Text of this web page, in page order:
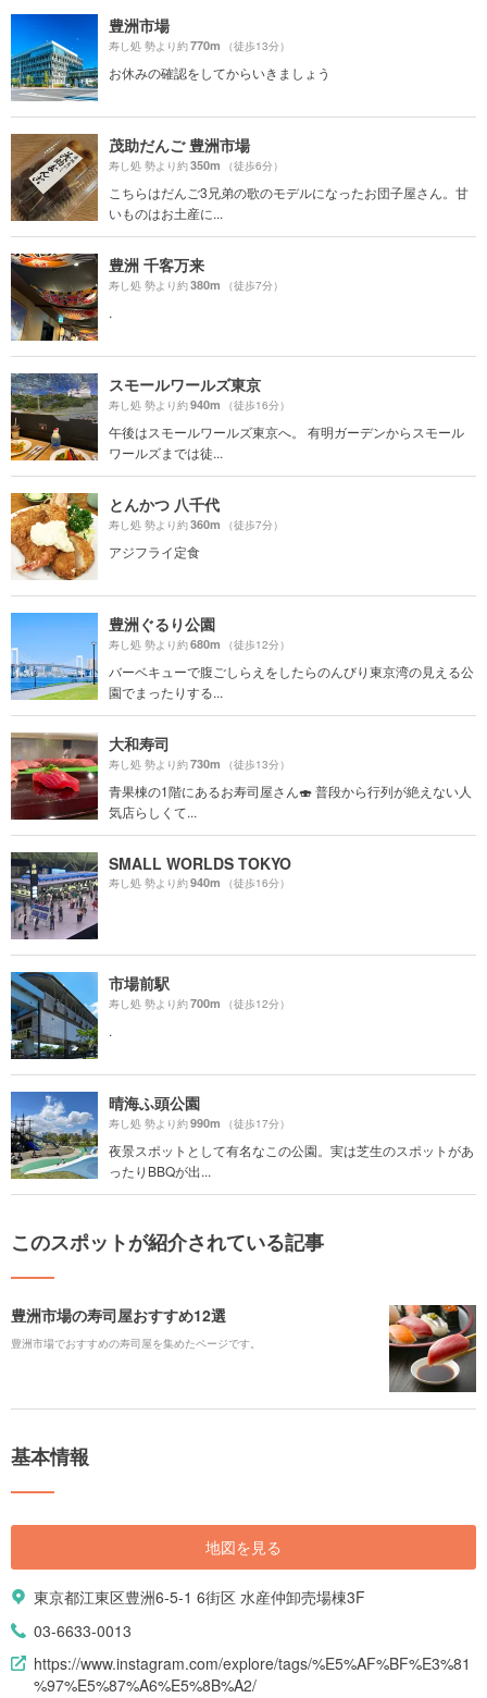
豊洲市場
寿し処 勢より約770m （徒歩13分）
お休みの確認をしてからいきましょう
茂助だんご 豊洲市場
寿し処 勢より約350m （徒歩6分）
こちらはだんご3兄弟の歌のモデルになったお団子屋さん。甘
いものはお土産に...
豊洲 千客万来
寿し処 勢より約380m （徒歩7分）
.
スモールワールズ東京
寿し処 勢より約940m （徒歩16分）
午後はスモールワールズ東京へ。 有明ガーデンからスモール
ワールズまでは徒...
とんかつ 八千代
寿し処 勢より約360m （徒歩7分）
アジフライ定食
豊洲ぐるり公園
寿し処 勢より約680m （徒歩12分）
バーベキューで腹ごしらえをしたらのんびり東京湾の見える公
園でまったりする...
大和寿司
寿し処 勢より約730m （徒歩13分）
青果棟の1階にあるお寿司屋さん🍣 普段から行列が絶えない人
気店らしくて...
SMALL WORLDS TOKYO
寿し処 勢より約940m （徒歩16分）
市場前駅
寿し処 勢より約700m （徒歩12分）
.
晴海ふ頭公園
寿し処 勢より約990m （徒歩17分）
夜景スポットとして有名なこの公園。実は芝生のスポットがあ
ったりBBQが出...
このスポットが紹介されている記事
豊洲市場の寿司屋おすすめ12選
豊洲市場でおすすめの寿司屋を集めたページです。
基本情報
地図を見る
東京都江東区豊洲6-5-1 6街区 水産仲卸売場棟3F
03-6633-0013
https://www.instagram.com/explore/tags/%E5%AF%BF%E3%81
%97%E5%87%A6%E5%8B%A2/